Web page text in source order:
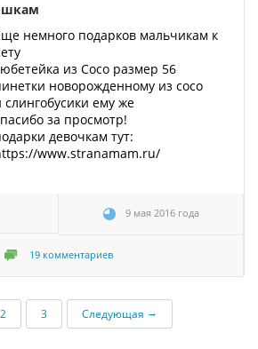
немного подарков мальчикам к
из Сосо размер 56
новорожденному из сосо
слингобусики ему же
за просмотр!
девочкам тут:
www.stranamam.ru/
9 мая 2016 года
19 комментариев
2 3 Следующая →